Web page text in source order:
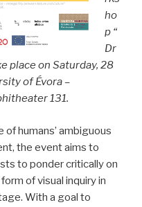
ho
p “
Dr
place on Saturday, 28
of Évora –
131.
humans’ ambiguous
the event aims to
to ponder critically on
of visual inquiry in
With a goal to